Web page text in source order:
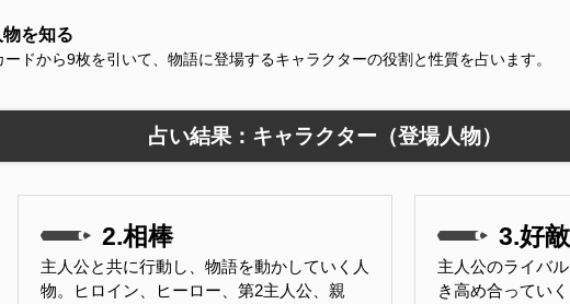
を知る
ドから9枚を引いて、物語に登場するキャラクターの役割と性質を占います。
占い結果：キャラクター（登場人物）
2.相棒
主人公と共に行動し、物語を動かしていく人
物。ヒロイン、ヒーロー、第2主人公、親
3.好
主人公のライバ
き高め合ってい